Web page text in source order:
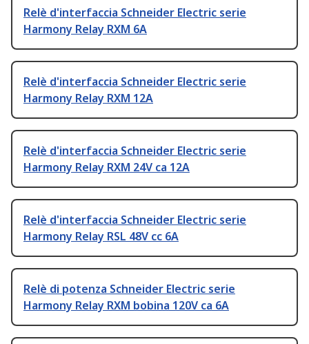
Relè d'interfaccia Schneider Electric serie
Harmony Relay RXM 6A
Relè d'interfaccia Schneider Electric serie
Harmony Relay RXM 12A
Relè d'interfaccia Schneider Electric serie
Harmony Relay RXM 24V ca 12A
Relè d'interfaccia Schneider Electric serie
Harmony Relay RSL 48V cc 6A
Relè di potenza Schneider Electric serie
Harmony Relay RXM bobina 120V ca 6A